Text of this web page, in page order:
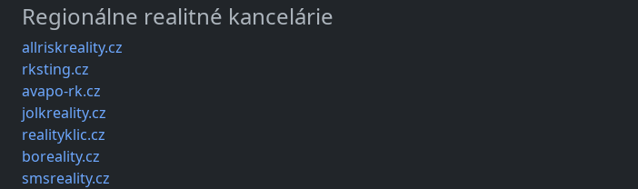
Regionálne realitné kancelárie
allriskreality.cz
rksting.cz
avapo-rk.cz
jolkreality.cz
realityklic.cz
boreality.cz
smsreality.cz